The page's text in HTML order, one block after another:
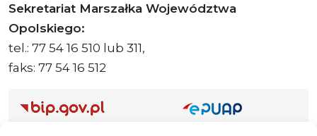
Sekretariat Marszałka Województwa
Opolskiego:
tel.: 77 54 16 510 lub 311,
faks: 77 54 16 512